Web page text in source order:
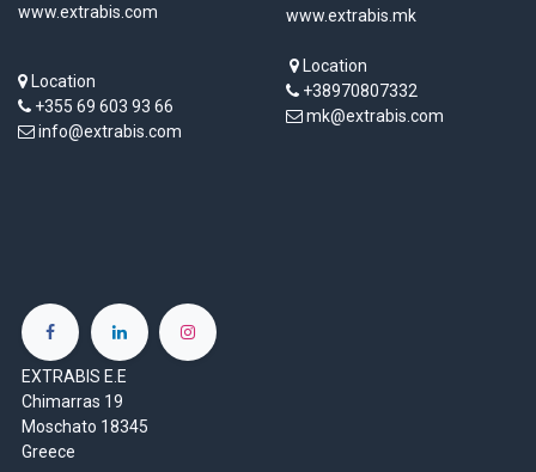
www.extrabis.com
Location
+355 69 603 93 66
info@extrabis.com
www.extrabis.mk
Location
+38970807332
mk@extrabis.com
EXTRABIS E.E
Chimarras 19
Moschato 18345
Greece